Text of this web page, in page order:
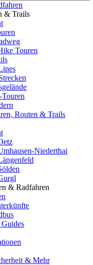
& Trails
Touren
Touren
Routen & Trails
Niederthai
& Radfahren
& Mehr